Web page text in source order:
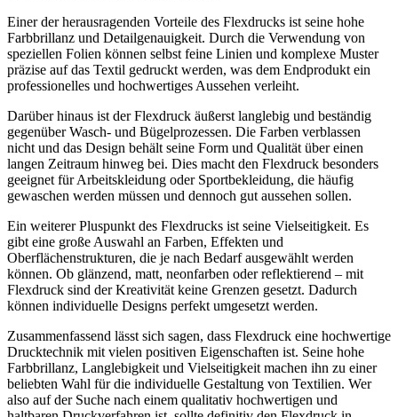
Einer der herausragenden Vorteile des Flexdrucks ist seine hohe
Farbbrillanz und Detailgenauigkeit. Durch die Verwendung von
speziellen Folien können selbst feine Linien und komplexe Muster
präzise auf das Textil gedruckt werden, was dem Endprodukt ein
professionelles und hochwertiges Aussehen verleiht.
Darüber hinaus ist der Flexdruck äußerst langlebig und beständig
gegenüber Wasch- und Bügelprozessen. Die Farben verblassen
nicht und das Design behält seine Form und Qualität über einen
langen Zeitraum hinweg bei. Dies macht den Flexdruck besonders
geeignet für Arbeitskleidung oder Sportbekleidung, die häufig
gewaschen werden müssen und dennoch gut aussehen sollen.
Ein weiterer Pluspunkt des Flexdrucks ist seine Vielseitigkeit. Es
gibt eine große Auswahl an Farben, Effekten und
Oberflächenstrukturen, die je nach Bedarf ausgewählt werden
können. Ob glänzend, matt, neonfarben oder reflektierend – mit
Flexdruck sind der Kreativität keine Grenzen gesetzt. Dadurch
können individuelle Designs perfekt umgesetzt werden.
Zusammenfassend lässt sich sagen, dass Flexdruck eine hochwertige
Drucktechnik mit vielen positiven Eigenschaften ist. Seine hohe
Farbbrillanz, Langlebigkeit und Vielseitigkeit machen ihn zu einer
beliebten Wahl für die individuelle Gestaltung von Textilien. Wer
also auf der Suche nach einem qualitativ hochwertigen und